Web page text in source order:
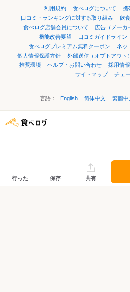
利用規約 食べログについて
携
口コミ・ランキングに対する取り組み
飲
食べログ店舗会員について
広告（メーカ
機能改善要望
口コミガイドライン
食べログプレミアム無料クーポン
ネッ
個人情報保護方針
外部送信（オプトアウト）
推奨環境
ヘルプ・お問い合わせ 採用情報
サイトマップ
チェ
言語： English 简体中文 繁體中
行った 保存 共有